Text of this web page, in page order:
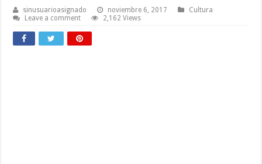
sinusuarioasignado noviembre 6, 2017
Cultura
Leave a comment
2,162 Views